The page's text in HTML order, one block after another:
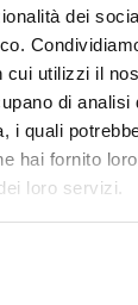
dei
cui utilizzi il
di analisi
i quali
hai fornito
loro servizi.